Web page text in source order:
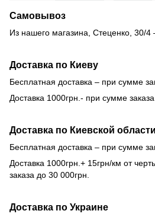
Самовывоз
Из нашего магазина, Стеценко, 30/4
Доставка по Киеву
Бесплатная доставка – при сумме
Доставка 1000грн.- при сумме
Доставка по Киевской области
Бесплатная доставка – при сумме
Доставка 1000грн.+ 15грн/км от
заказа до 30 000грн.
Доставка по Украине